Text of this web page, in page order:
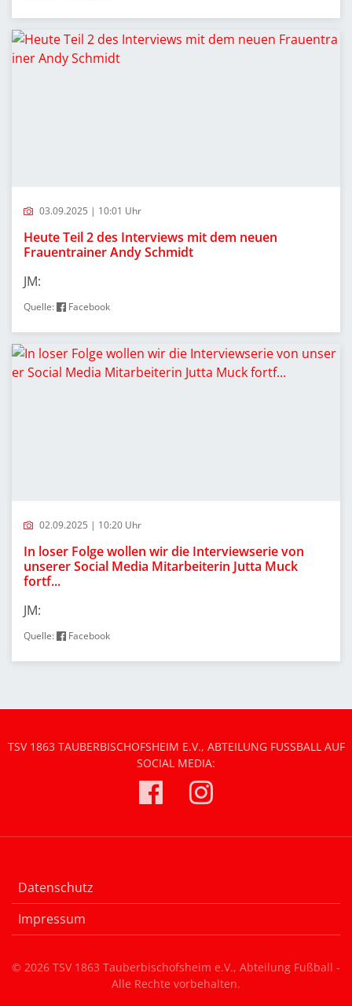
03.09.2025 | 10:01 Uhr
Heute Teil 2 des Interviews mit dem neuen
Frauentrainer Andy Schmidt
JM:
Quelle: Facebook
02.09.2025 | 10:20 Uhr
In loser Folge wollen wir die Interviewserie von
unserer Social Media Mitarbeiterin Jutta Muck
fortf...
JM:
Quelle: Facebook
TSV 1863 TAUBERBISCHOFSHEIM E.V., ABTEILUNG FUSSBALL AUF S
OCIAL MEDIA:
Datenschutz
Impressum
© 2026 TSV 1863 Tauberbischofsheim e.V., Abteilung Fußball -
Alle Rechte vorbehalten.